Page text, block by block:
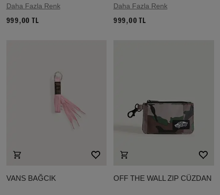
Daha Fazla Renk
999,00 TL
Daha Fazla Renk
999,00 TL
VANS BAĞCIK OFF THE WALL ZIP CÜZDAN